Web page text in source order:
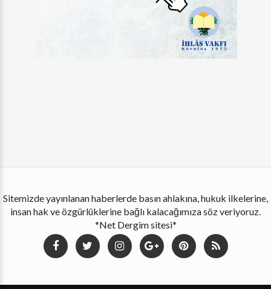
Sitemizde yayınlanan haberlerde basın ahlakına, hukuk ilkelerine,
insan hak ve özgürlüklerine bağlı kalacağımıza söz veriyoruz.
*Net Dergim sitesi*